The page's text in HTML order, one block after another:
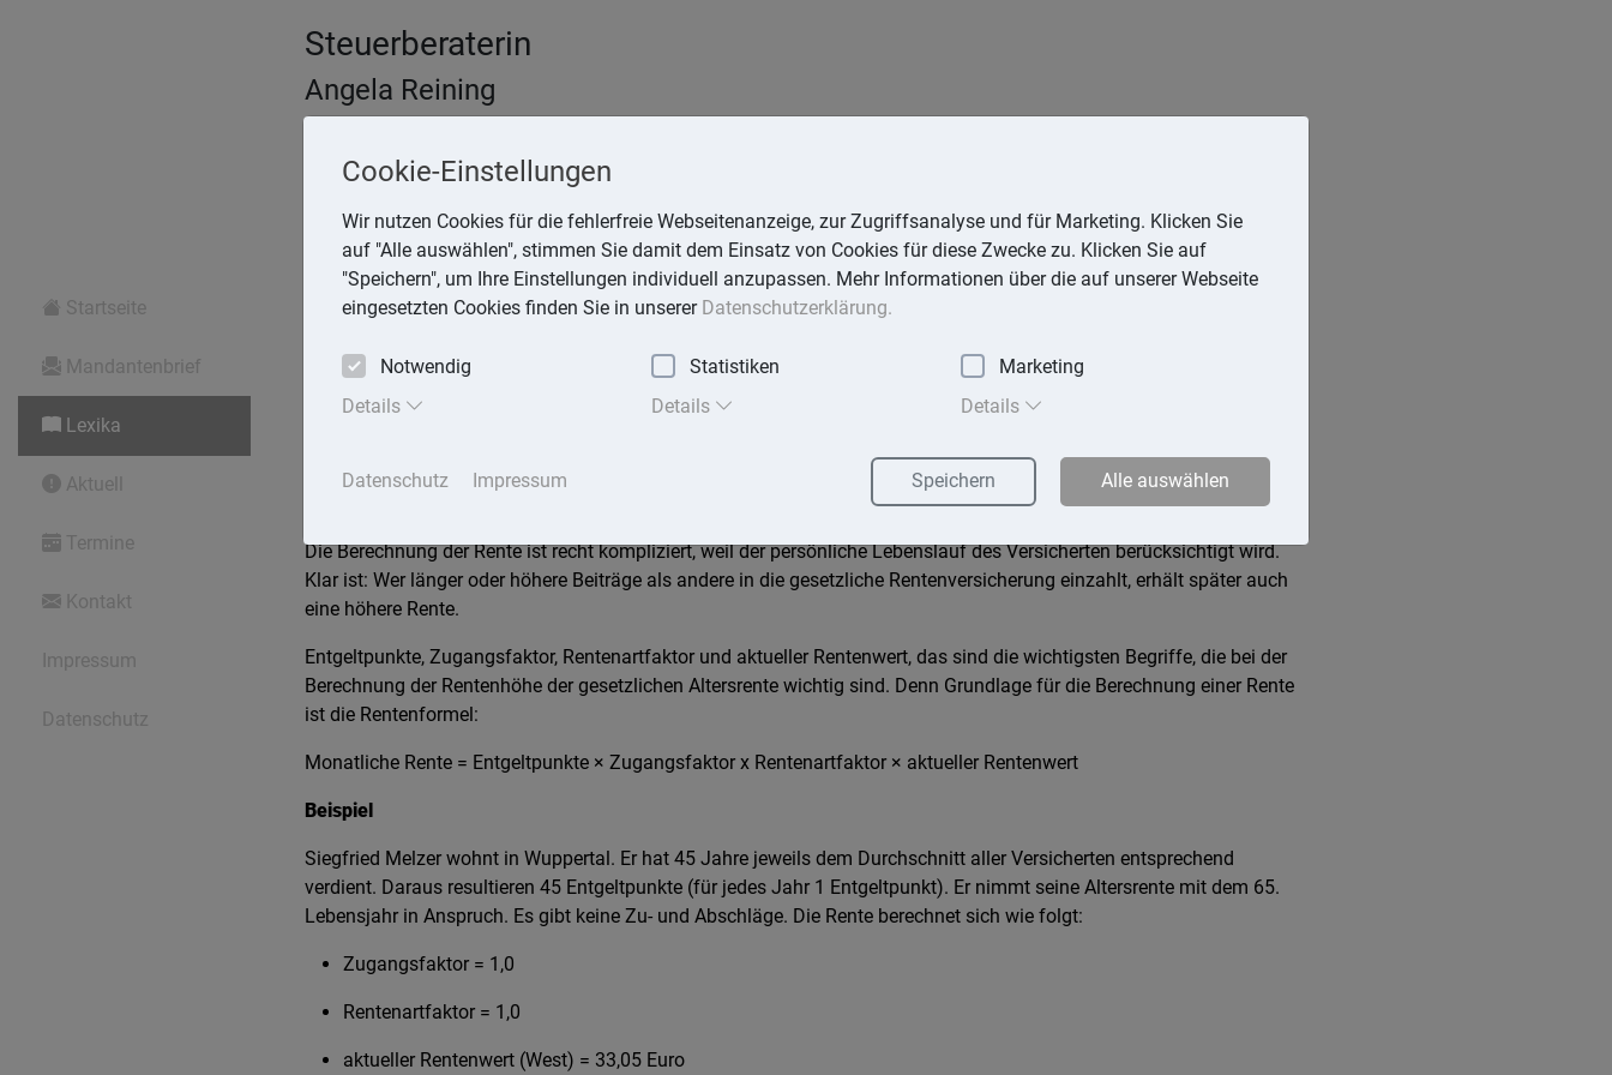
Steuerberaterin
Angela Reining
Telefon: 30 577970 -40
E-Mail:reining@steuerberaterinreining.de
Startseite
Mandantenbrief
Lexika
Aktuell
Termine
Kontakt
Impressum
Datenschutz
Lexika
Volltext-Suche in den Lexika
Die Berechnung der Rente ist recht kompliziert, weil der persönliche Lebenslauf des Versicherten berücksichtigt wird.
Klar ist: Wer länger oder höhere Beiträge als andere in die gesetzliche Rentenversicherung einzahlt, erhält später auch
eine höhere Rente.
Entgeltpunkte, Zugangsfaktor, Rentenartfaktor und aktueller Rentenwert, das sind die wichtigsten Begriffe, die bei der
Berechnung der Rentenhöhe der gesetzlichen Altersrente wichtig sind. Denn Grundlage für die Berechnung einer Rente
ist die Rentenformel:
Monatliche Rente = Entgeltpunkte × Zugangsfaktor x Rentenartfaktor × aktueller Rentenwert
Beispiel
Siegfried Melzer wohnt in Wuppertal. Er hat 45 Jahre jeweils dem Durchschnitt aller Versicherten entsprechend
verdient. Daraus resultieren 45 Entgeltpunkte (für jedes Jahr 1 Entgeltpunkt). Er nimmt seine Altersrente mit dem 65.
Lebensjahr in Anspruch. Es gibt keine Zu- und Abschläge. Die Rente berechnet sich wie folgt:
Zugangsfaktor = 1,0
Rentenartfaktor = 1,0
aktueller Rentenwert (West) = 33,05 Euro
Cookie-Einstellungen
Wir nutzen Cookies für die fehlerfreie Webseitenanzeige, zur Zugriffsanalyse und für Marketing. Klicken Sie
auf "Alle auswählen", stimmen Sie damit dem Einsatz von Cookies für diese Zwecke zu. Klicken Sie auf
"Speichern", um Ihre Einstellungen individuell anzupassen. Mehr Informationen über die auf unserer Webseite
eingesetzten Cookies finden Sie in unserer Datenschutzerklärung.
Notwendig Statistiken
Marketing
Details
Details Details
Datenschutz Impressum Speichern Alle auswählen